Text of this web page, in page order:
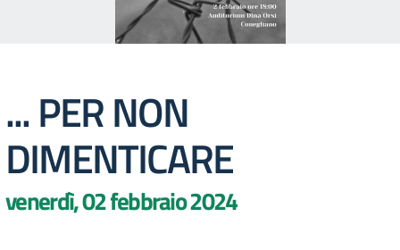
... PER NON
DIMENTICARE
venerdì, 02 febbraio 2024